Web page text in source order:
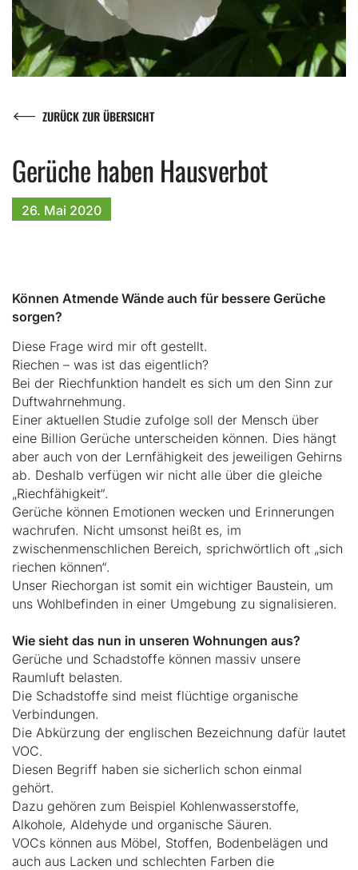
ZURÜCK ZUR ÜBERSICHT
Gerüche haben Hausverbot
26. Mai 2020
Können Atmende Wände auch für bessere Gerüche
sorgen?
Diese Frage wird mir oft gestellt.
Riechen – was ist das eigentlich?
Bei der Riechfunktion handelt es sich um den Sinn zur
Duftwahrnehmung.
Einer aktuellen Studie zufolge soll der Mensch über
eine Billion Gerüche unterscheiden können. Dies hängt
aber auch von der Lernfähigkeit des jeweiligen Gehirns
ab. Deshalb verfügen wir nicht alle über die gleiche
„Riechfähigkeit“.
Gerüche können Emotionen wecken und Erinnerungen
wachrufen. Nicht umsonst heißt es, im
zwischenmenschlichen Bereich, sprichwörtlich oft „sich
riechen können“.
Unser Riechorgan ist somit ein wichtiger Baustein, um
uns Wohlbefinden in einer Umgebung zu signalisieren.
Wie sieht das nun in unseren Wohnungen aus?
Gerüche und Schadstoffe können massiv unsere
Raumluft belasten.
Die Schadstoffe sind meist flüchtige organische
Verbindungen.
Die Abkürzung der englischen Bezeichnung dafür lautet
VOC.
Diesen Begriff haben sie sicherlich schon einmal
gehört.
Dazu gehören zum Beispiel Kohlenwasserstoffe,
Alkohole, Aldehyde und organische Säuren.
VOCs können aus Möbel, Stoffen, Bodenbelägen und
auch aus Lacken und schlechten Farben die